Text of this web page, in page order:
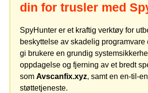
din for trusler med
SpyHunter er et kraftig verktøy for
beskyttelse av skadelig programvare
gi brukere en grundig
oppdagelse og fjerning av et bredt
som Avscanfix.xyz, samt en en-til-
støttetjeneste.